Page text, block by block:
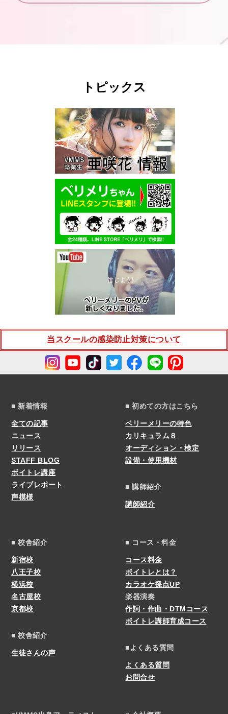
トピックス
当スクールの感染防止対策について
■ 新着情報
全ての記事
ニュース
リリース
STAFF BLOG
ボイトレ講座
ライブレポート
声模様
■ 初めての方はこちら
ベリーメリーの特色
カリキュラム８
オーディション・検定
設備・使用機材
■ 講師紹介
講師紹介
■ 校舎紹介
新宿校
八王子校
横浜校
名古屋校
京都校
■ 校舎紹介
生徒さんの声
■ コース・料金
コース料金
ボイトレとは？
カラオケ採点UP
楽器演奏
作詞・作曲・DTMコース
ボイトレ講師育成コース
■よくある質問
よくある質問
お問合せ